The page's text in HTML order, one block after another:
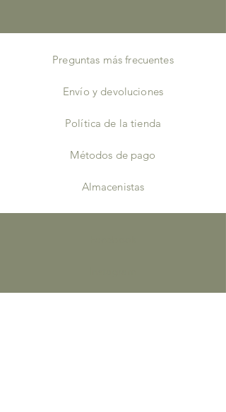
Preguntas más frecuentes
Envío y devoluciones
Política de la tienda
Métodos de pago
Almacenistas